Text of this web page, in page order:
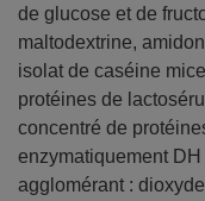
de glucose et de
maltodextrine,
isolat de caséine
protéines de
concentré de
enzymatiquement
agglomérant :